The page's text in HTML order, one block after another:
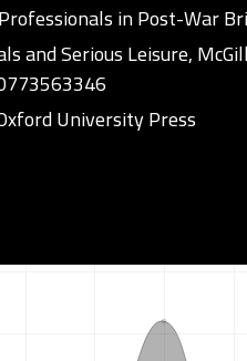
in Post-War
and Serious Leisure,
University Press